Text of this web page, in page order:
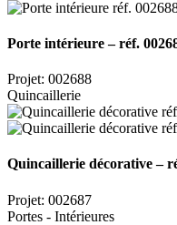
Porte intérieure – réf.
Projet: 002688
Quincaillerie
Quincaillerie décorative –
Projet: 002687
Portes - Intérieures